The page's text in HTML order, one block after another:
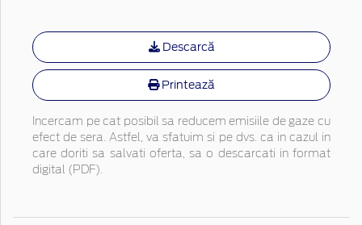
Descarcă
Printează
Incercam pe cat posibil sa reducem emisiile de gaze cu
efect de sera. Astfel, va sfatuim si pe dvs. ca in cazul in
care doriti sa salvati oferta, sa o descarcati in format
digital (PDF).